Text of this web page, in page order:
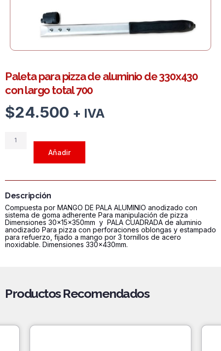
Paleta para pizza de aluminio de 330x430
con largo total 700
$24.500 + IVA
Paleta
330x430
con
largo
total
700
cantidad
Añadir
Descripción
Compuesta por MANGO DE PALA ALUMINIO anodizado con
sistema de goma adherente Para manipulación de pizza
Dimensiones 30x15x350mm y PALA CUADRADA de aluminio
anodizado Para pizza con perforaciones oblongas y estampado
para refuerzo, fijado a mango por 3 tornillos de acero
inoxidable. Dimensiones 330x430mm.
Productos Recomendados